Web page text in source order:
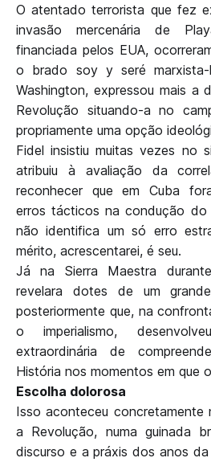
O atentado terrorista que fez
invasão mercenária de
financiada pelos EUA,
o brado soy y seré marxista-
Washington, expressou mais a
Revolução situando-a no
propriamente uma opção
Fidel insistiu muitas vezes no
atribuiu à avaliação da
reconhecer que em Cuba
erros tácticos na condução do
não identifica um só erro
mérito, acrescentarei, é seu.
Já na Sierra Maestra
revelara dotes de um
posteriormente que, na
o imperialismo,
extraordinária de
História nos momentos em que
Escolha dolorosa
Isso aconteceu concretamente
a Revolução, numa guinada
discurso e a práxis dos anos